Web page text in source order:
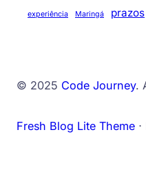
experiência Maringá prazos
© 2025 Code Journey.
Fresh Blog Lite Theme